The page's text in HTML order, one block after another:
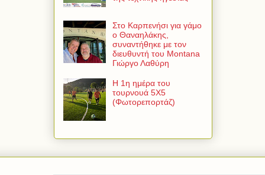
Στο Καρπενήσι για γάμο
ο Θαναηλάκης,
συναντήθηκε με τον
διευθυντή του Montana
Γιώργο Λαθύρη
Η 1η ημέρα του
τουρνουά 5Χ5
(Φωτορεπορτάζ)